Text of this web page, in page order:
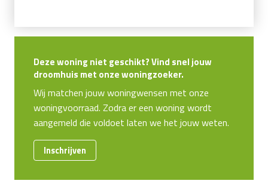
Deze woning niet geschikt? Vind snel jouw
droomhuis met onze woningzoeker.
Wij matchen jouw woningwensen met onze
woningvoorraad. Zodra er een woning wordt
aangemeld die voldoet laten we het jouw weten.
Inschrijven